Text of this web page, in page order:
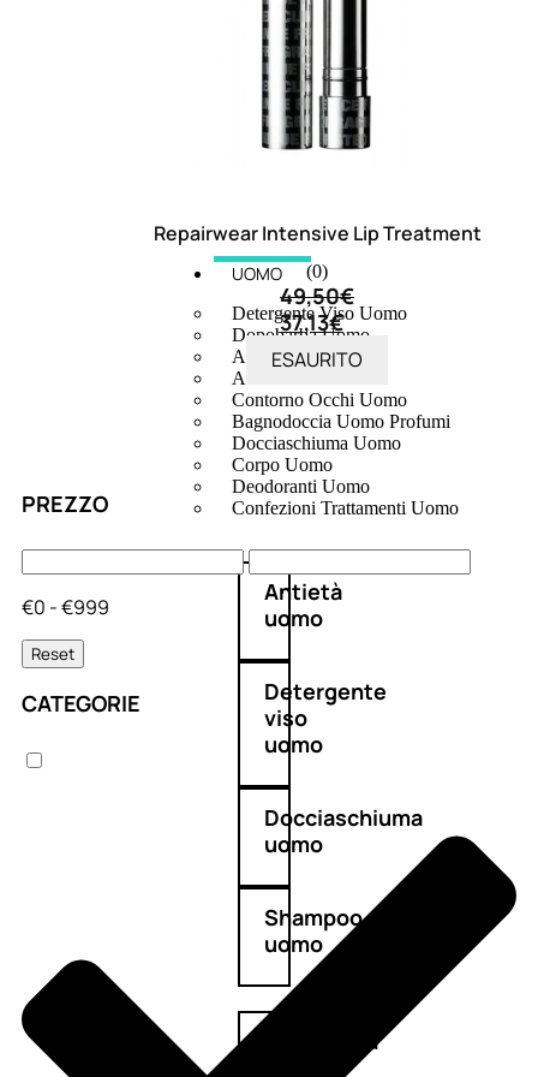
UOMO
Detergente Viso Uomo
Dopobarba Uomo
Antieta Uomo
Anticaduta Uomo
Contorno Occhi Uomo
Bagnodoccia Uomo Profumi
Docciaschiuma Uomo
Corpo Uomo
Deodoranti Uomo
Confezioni Trattamenti Uomo
Antietà
uomo
Detergente
viso
uomo
Docciaschiuma
uomo
Shampoo
uomo
Dopobarba
PREZZO
€0 - €999
Reset
CATEGORIE
Repairwear Intensive Lip Treatment
(0)
49,50€
37,13€
ESAURITO